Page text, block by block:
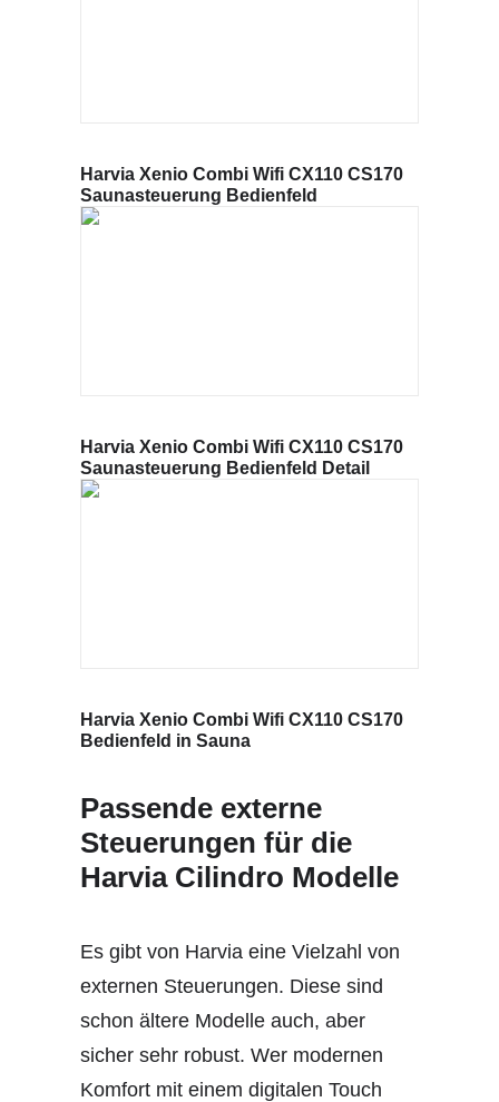
Harvia Xenio Combi Wifi CX110 CS170
Saunasteuerung Bedienfeld
Harvia Xenio Combi Wifi CX110 CS170
Saunasteuerung Bedienfeld Detail
Harvia Xenio Combi Wifi CX110 CS170
Bedienfeld in Sauna
Passende externe
Steuerungen für die
Harvia Cilindro Modelle
Es gibt von Harvia eine Vielzahl von
externen Steuerungen. Diese sind
schon ältere Modelle auch, aber
sicher sehr robust. Wer modernen
Komfort mit einem digitalen Touch